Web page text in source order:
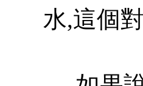
水,這個